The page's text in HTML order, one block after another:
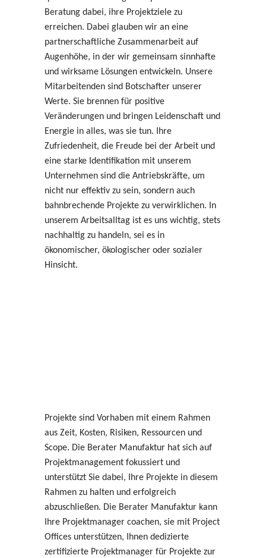
Beratung dabei, ihre Projektziele zu
erreichen. Dabei glauben wir an eine
partnerschaftliche Zusammenarbeit auf
Augenhöhe, in der wir gemeinsam sinnhafte
und wirksame Lösungen entwickeln. Unsere
Mitarbeitenden sind Botschafter unserer
Werte. Sie brennen für positive
Veränderungen und bringen Leidenschaft und
Energie in alles, was sie tun. Ihre
Zufriedenheit, die Freude bei der Arbeit und
eine starke Identifikation mit unserem
Unternehmen sind die Antriebskräfte, um
nicht nur effektiv zu sein, sondern auch
bahnbrechende Projekte zu verwirklichen. In
unserem Arbeitsalltag ist es uns wichtig, stets
nachhaltig zu handeln, sei es in
ökonomischer, ökologischer oder sozialer
Hinsicht.
Projekte sind Vorhaben mit einem Rahmen
aus Zeit, Kosten, Risiken, Ressourcen und
Scope. Die Berater Manufaktur hat sich auf
Projektmanagement fokussiert und
unterstützt Sie dabei, Ihre Projekte in diesem
Rahmen zu halten und erfolgreich
abzuschließen. Die Berater Manufaktur kann
Ihre Projektmanager coachen, sie mit Project
Offices unterstützen, Ihnen dedizierte
zertifizierte Projektmanager für Projekte zur